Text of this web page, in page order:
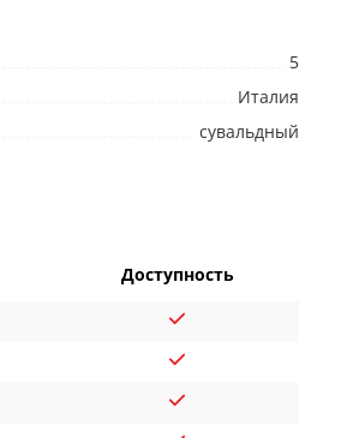
5
Италия
сувальдный
Доступность